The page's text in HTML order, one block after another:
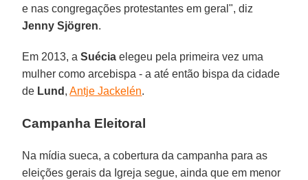
e nas congregações protestantes em geral", diz
Jenny Sjögren.
Em 2013, aSuécia elegeu pela primeira vez uma
mulher como arcebispa - a até então bispa da cidade
de Lund ,Antje Jackelén.
Campanha Eleitoral
Na mídia sueca, a cobertura da campanha para as
eleições gerais da Igreja segue, ainda que em menor